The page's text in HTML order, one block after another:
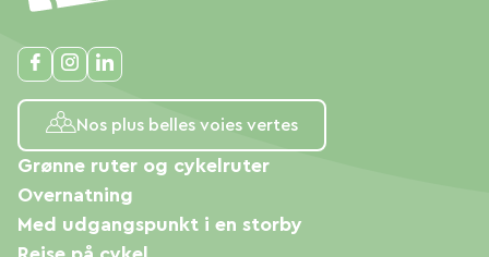
Nos plus belles voies vertes
Grønne ruter og cykelruter
Overnatning
Med udgangspunkt i en storby